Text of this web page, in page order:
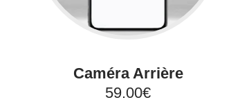
Caméra Arrière
59.00€